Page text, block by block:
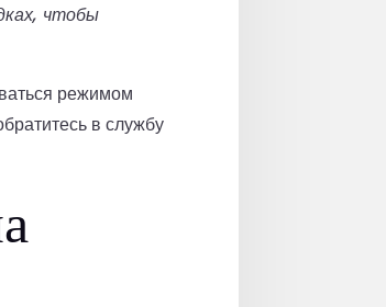
чтобы
режимом
в службу